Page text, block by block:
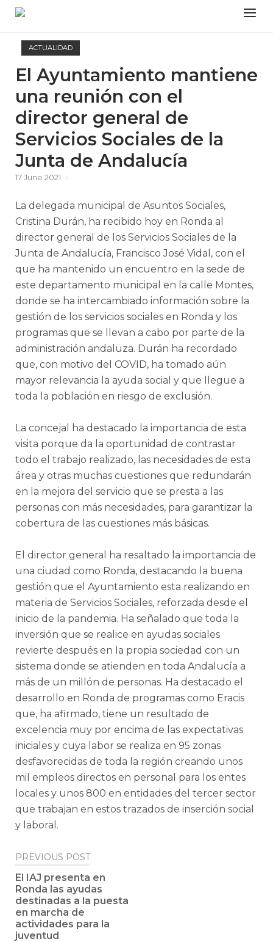
Skip
content
Menu
ACTUALIDAD
El Ayuntamiento mantiene
una reunión con el
director general de
Servicios Sociales de la
Junta de Andalucía
17 June 2021
La delegada municipal de Asuntos Sociales,
Cristina Durán, ha recibido hoy en Ronda al
director general de los Servicios Sociales de la
Junta de Andalucía, Francisco José Vidal, con el
que ha mantenido un encuentro en la sede de
este departamento municipal en la calle Montes,
donde se ha intercambiado información sobre la
gestión de los servicios sociales en Ronda y los
programas que se llevan a cabo por parte de la
administración andaluza. Durán ha recordado
que, con motivo del COVID, ha tomado aún
mayor relevancia la ayuda social y que llegue a
toda la población en riesgo de exclusión.
La concejal ha destacado la importancia de esta
visita porque da la oportunidad de contrastar
todo el trabajo realizado, las necesidades de esta
área y otras muchas cuestiones que redundarán
en la mejora del servicio que se presta a las
personas con más necesidades, para garantizar la
cobertura de las cuestiones más básicas.
El director general ha resaltado la importancia de
una ciudad como Ronda, destacando la buena
gestión que el Ayuntamiento esta realizando en
materia de Servicios Sociales, reforzada desde el
inicio de la pandemia. Ha señalado que toda la
inversión que se realice en ayudas sociales
revierte después en la propia sociedad con un
sistema donde se atienden en toda Andalucía a
más de un millón de personas. Ha destacado el
desarrollo en Ronda de programas como Eracis
que, ha afirmado, tiene un resultado de
excelencia muy por encima de las expectativas
iniciales y cuya labor se realiza en 95 zonas
desfavorecidas de toda la región creando unos
mil empleos directos en personal para los entes
locales y unos 800 en entidades del tercer sector
que trabajan en estos trazados de inserción social
y laboral.
Post
navigation
PREVIOUS POST
El IAJ presenta en
Ronda las ayudas
destinadas a la puesta
en marcha de
actividades para la
juventud